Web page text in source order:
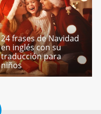
24 frases de Navidad
en inglés con su
traducción para
niños